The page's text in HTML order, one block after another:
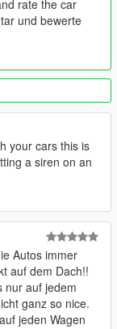
rate the car
und bewerte
your cars this is
a siren on an
Autos immer
auf dem Dach!!
nur auf jedem
ganz so nice.
jeden Wagen